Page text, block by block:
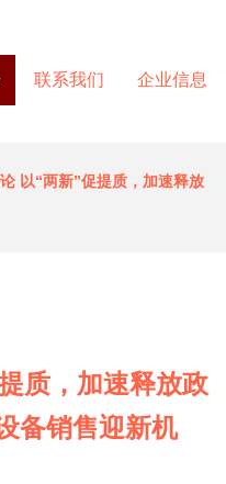
联系我们 企业信息
以“两新”促提质，加速释放
质，加速释放政
备销售迎新机